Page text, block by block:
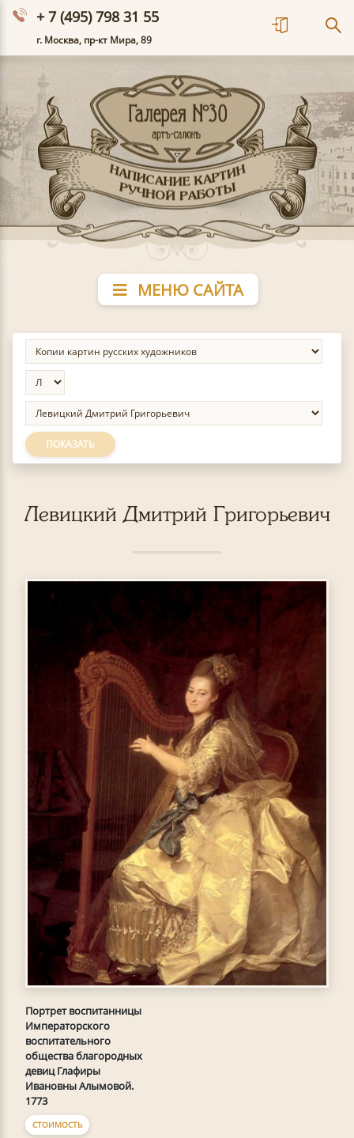
+ 7 (495) 798 31 55
г. Москва, пр-кт Мира, 89
МЕНЮ САЙТА
ПОКАЗАТЬ
Левицкий Дмитрий Григорьевич
Портрет воспитанницы
Императорского
воспитательного
общества благородных
девиц Глафиры
Ивановны Алымовой.
1773
СТОИМОСТЬ